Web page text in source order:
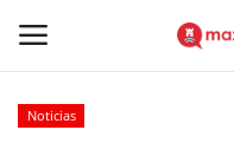
Noticias